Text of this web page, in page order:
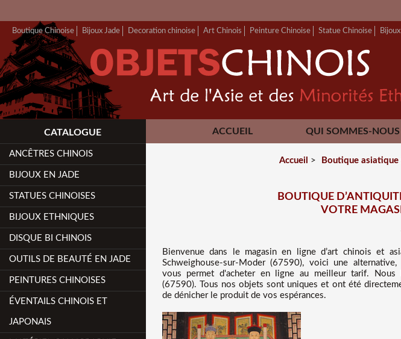
Boutique Chinoise Bijoux Jade Decoration chinoise Art Chinois Peinture Chinoise Statue Chinoise
ACCUEIL QUI SOMMES-NOUS
CATALOGUE
ANCÊTRES CHINOIS
BIJOUX EN JADE
STATUES CHINOISES
BIJOUX ETHNIQUES
DISQUE BI CHINOIS
OUTILS DE BEAUTÉ EN JADE
PEINTURES CHINOISES
ÉVENTAILS CHINOIS ET
JAPONAIS
Accueil > Boutique
BOUTIQUE
VOTRE
Bienvenue dans le magasin en ligne d’art chinois et
Schweighouse-sur-Moder (67590), voici une
vous permet d'acheter en ligne au meilleur tarif. Nous
(67590). Tous nos objets sont uniques et ont été
de dénicher le produit de vos espérances.